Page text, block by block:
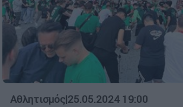
Αθλητισμός|25.05.2024 19:00